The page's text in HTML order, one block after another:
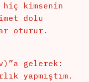
kimsenin
dolu
oturur.
gelerek:
yapmıştım.